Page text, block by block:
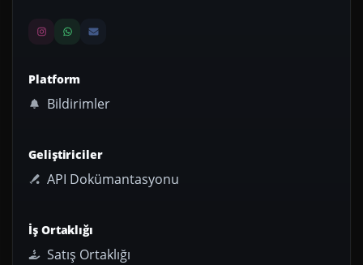
Platform
Bildirimler
Geliştiriciler
API Dokümantasyonu
İş Ortaklığı
Satış Ortaklığı